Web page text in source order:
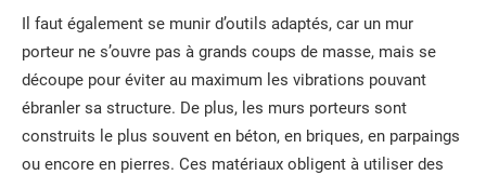
Il faut également se munir d’outils adaptés, car un mur
porteur ne s’ouvre pas à grands coups de masse, mais se
découpe pour éviter au maximum les vibrations pouvant
ébranler sa structure. De plus, les murs porteurs sont
construits le plus souvent en béton, en briques, en parpaings
ou encore en pierres. Ces matériaux obligent à utiliser des